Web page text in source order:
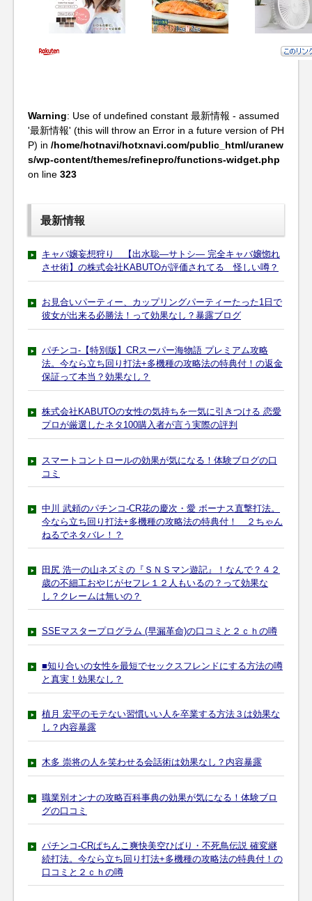
Warning: Use of undefined constant 最新情報 - assumed
'最新情報' (this will throw an Error in a future version of PH
P) in /home/hotnavi/hotxnavi.com/public_html/uranew
s/wp-content/themes/refinepro/functions-widget.php
on line 323
最新情報
キャバ嬢妄想狩り 【出水聡―サトシ― 完全キャバ嬢惚れ
させ術】の株式会社KABUTOが評価されてる 怪しい噂？
お見合いパーティー、カップリングパーティーたった1日で
彼女が出来る必勝法！って効果なし？暴露ブログ
パチンコ-【特別版】CRスーパー海物語 プレミアム攻略
法。今なら立ち回り打法+多機種の攻略法の特典付！の返金
保証って本当？効果なし？
株式会社KABUTOの女性の気持ちを一気に引きつける 恋愛
プロが厳選したネタ100購入者が言う実際の評判
スマートコントロールの効果が気になる！体験ブログの口
コミ
中川 武頼のパチンコ-CR花の慶次・愛 ボーナス直撃打法。
今なら立ち回り打法+多機種の攻略法の特典付！ ２ちゃん
ねるでネタバレ！？
田尻 浩一の山ネズミの『ＳＮＳマン遊記』！なんで？４２
歳の不細工おやじがセフレ１２人もいるの？って効果な
し？クレームは無いの？
SSEマスタープログラム (早漏革命)の口コミと２ｃｈの噂
■知り合いの女性を最短でセックスフレンドにする方法の噂
と真実！効果なし？
植月 宏平のモテない習慣いい人を卒業する方法３は効果な
し？内容暴露
木多 崇将の人を笑わせる会話術は効果なし？内容暴露
職業別オンナの攻略百科事典の効果が気になる！体験ブロ
グの口コミ
パチンコ-CRぱちんこ爽快美空ひばり・不死鳥伝説 確変継
続打法。今なら立ち回り打法+多機種の攻略法の特典付！の
口コミと２ｃｈの噂